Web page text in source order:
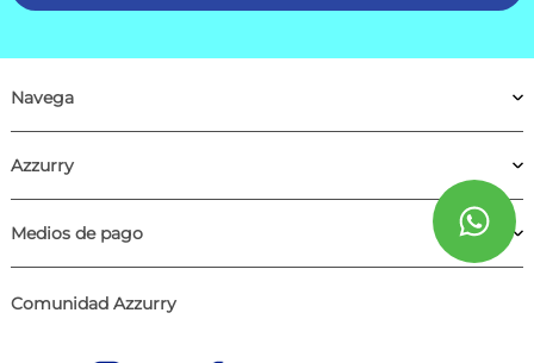
Navega
Azzurry
Medios de pago
Comunidad Azzurry